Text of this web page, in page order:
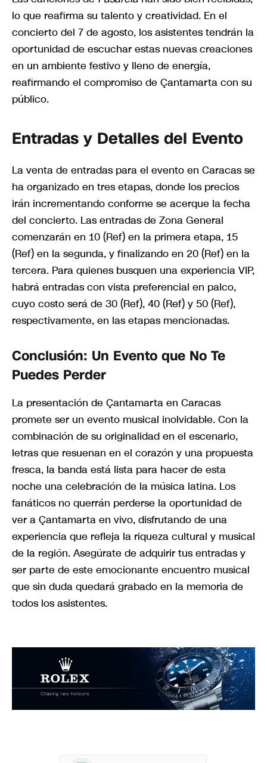
lo que reafirma su talento y creatividad. En el
concierto del 7 de agosto, los asistentes tendrán la
oportunidad de escuchar estas nuevas creaciones
en un ambiente festivo y lleno de energía,
reafirmando el compromiso de Çantamarta con su
público.
Entradas y Detalles del Evento
La venta de entradas para el evento en Caracas se
ha organizado en tres etapas, donde los precios
irán incrementando conforme se acerque la fecha
del concierto. Las entradas de Zona General
comenzarán en 10 (Ref) en la primera etapa, 15
(Ref) en la segunda, y finalizando en 20 (Ref) en la
tercera. Para quienes busquen una experiencia VIP,
habrá entradas con vista preferencial en palco,
cuyo costo será de 30 (Ref), 40 (Ref) y 50 (Ref),
respectivamente, en las etapas mencionadas.
Conclusión: Un Evento que No Te
Puedes Perder
La presentación de Çantamarta en Caracas
promete ser un evento musical inolvidable. Con la
combinación de su originalidad en el escenario,
letras que resuenan en el corazón y una propuesta
fresca, la banda está lista para hacer de esta
noche una celebración de la música latina. Los
fanáticos no querrán perderse la oportunidad de
ver a Çantamarta en vivo, disfrutando de una
experiencia que refleja la riqueza cultural y musical
de la región. Asegúrate de adquirir tus entradas y
ser parte de este emocionante encuentro musical
que sin duda quedará grabado en la memoria de
todos los asistentes.